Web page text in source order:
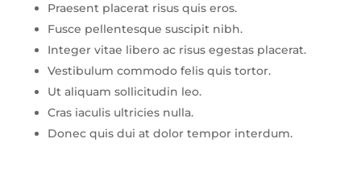
Praesent placerat risus quis eros.
Fusce pellentesque suscipit nibh.
Integer vitae libero ac risus egestas placerat.
Vestibulum commodo felis quis tortor.
Ut aliquam sollicitudin leo.
Cras iaculis ultricies nulla.
Donec quis dui at dolor tempor interdum.